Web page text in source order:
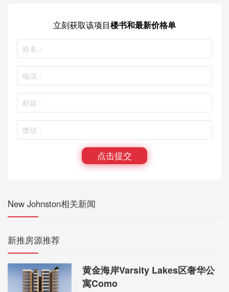
立刻获取该项目楼书和最新价格单
点击提交
New Johnston相关新闻
新推房源推荐
黄金海岸Varsity Lakes区奢华公
寓Como